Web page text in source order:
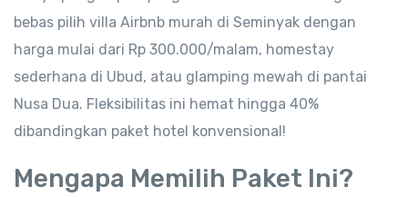
bebas pilih villa Airbnb murah di Seminyak dengan
harga mulai dari Rp 300.000/malam, homestay
sederhana di Ubud, atau glamping mewah di pantai
Nusa Dua. Fleksibilitas ini hemat hingga 40%
dibandingkan paket hotel konvensional!
Mengapa Memilih Paket Ini?